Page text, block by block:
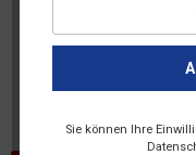
Sie können Ihre